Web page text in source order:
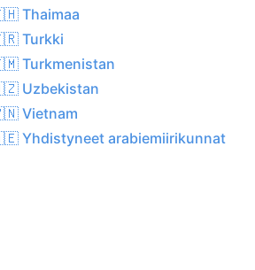
Thaimaa
Turkki
Turkmenistan
Uzbekistan
Vietnam
Yhdistyneet arabiemiirikunnat